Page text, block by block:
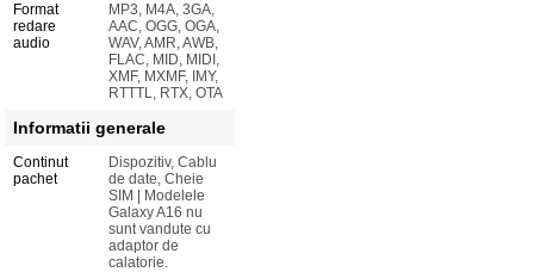
Format
redare
audio
MP3, M4A, 3GA,
AAC, OGG, OGA,
WAV, AMR, AWB,
FLAC, MID, MIDI,
XMF, MXMF, IMY,
RTTTL, RTX, OTA
Informatii generale
Continut
pachet
Dispozitiv, Cablu
de date, Cheie
SIM | Modelele
Galaxy A16 nu
sunt vandute cu
adaptor de
calatorie.